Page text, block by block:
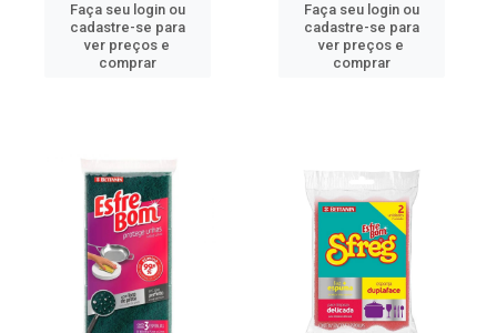
Faça seu login ou
cadastre-se para
ver preços e
comprar
Faça seu login ou
cadastre-se para
ver preços e
comprar